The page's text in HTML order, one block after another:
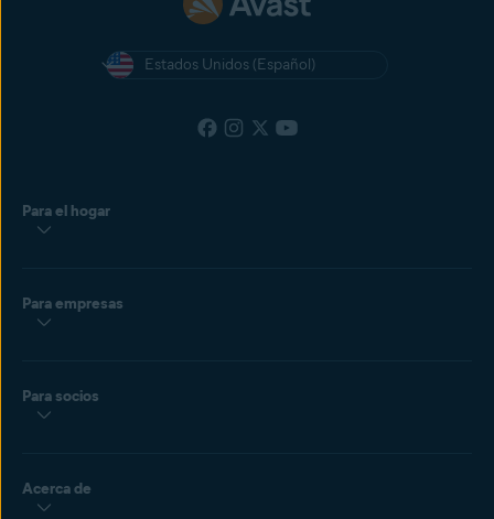
Estados Unidos (Español)
Para el hogar
Para empresas
Para socios
Acerca de